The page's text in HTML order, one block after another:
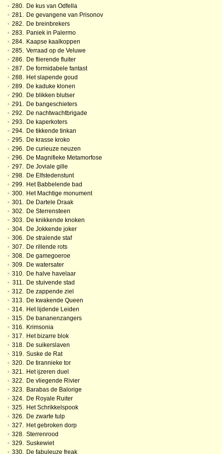
• 280. De kus van Odfella
• 281. De gevangene van Prisonov
• 282. De breinbrekers
• 283. Paniek in Palermo
• 284. Kaapse kaalkoppen
• 285. Verraad op de Veluwe
• 286. De flierende fluiter
• 287. De formidabele fantast
• 288. Het slapende goud
• 289. De kaduke klonen
• 290. De blikken blutser
• 291. De bangeschieters
• 292. De nachtwachtbrigade
• 293. De kaperkoters
• 294. De tikkende tinkan
• 295. De krasse kroko
• 296. De curieuze neuzen
• 296. De Magnifieke Metamorfose
• 297. De Joviale gille
• 298. De Elfstedenstunt
• 299. Het Babbelende bad
• 300. Het Machtige monument
• 301. De Dartele Draak
• 302. De Sterrensteen
• 303. De knikkende knoken
• 304. De Jokkende joker
• 306. De stralende staf
• 307. De rillende rots
• 308. De gamegoeroe
• 309. De watersater
• 310. De halve havelaar
• 311. De stuivende stad
• 312. De zappende ziel
• 313. De kwakende Queen
• 314. Het lijdende Leiden
• 315. De bananenzangers
• 316. Krimsonia
• 317. Het bizarre blok
• 318. De suikerslaven
• 319. Suske de Rat
• 320. De tirannieke tor
• 321. Het ijzeren duel
• 322. De vliegende Rivier
• 323. Barabas de Balorige
• 324. De Royale Ruiter
• 325. Het Schrikkelspook
• 326. De zwarte tulp
• 327. Het gebroken dorp
• 328. Sterrenrood
• 329. Suskewiet
• 330. De fabuleuze freak